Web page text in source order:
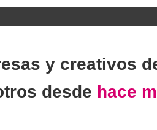
y creativos
desde hace